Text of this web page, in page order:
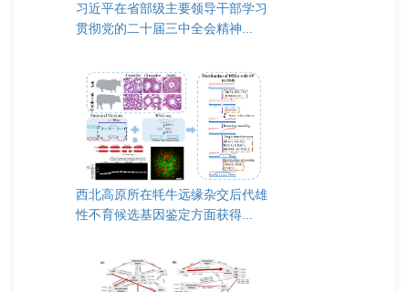
习近平在省部级主要领导干部学习
贯彻党的二十届三中全会精神...
西北高原所在牦牛远缘杂交后代雄
性不育候选基因鉴定方面获得...